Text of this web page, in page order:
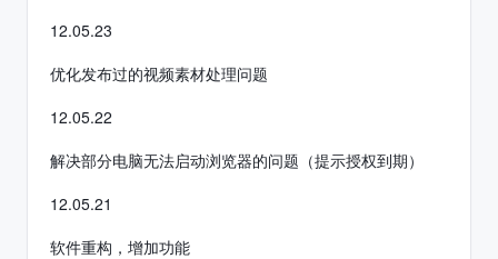
12.05.23
优化发布过的视频素材处理问题
12.05.22
解决部分电脑无法启动浏览器的问题（提示授权到期）
12.05.21
软件重构，增加功能